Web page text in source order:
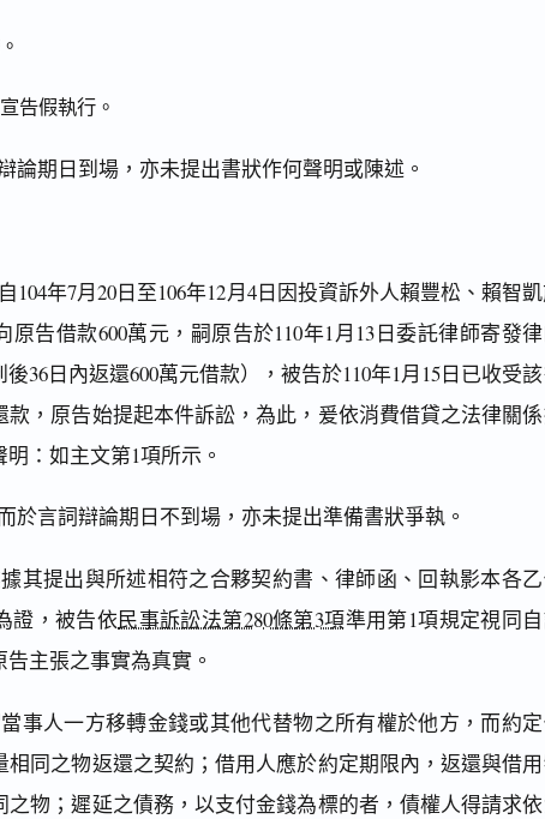
告假執行。
論期日到場，亦未提出書狀作何聲明或陳述。
104年7月20日至106年12月4日因投資訴外人賴豐松、賴智
原告借款600萬元，嗣原告於110年1月13日委託律師寄發
36日內返還600萬元借款），被告於110年1月15日已收受
款，原告始提起本件訴訟，為此，爰依消費借貸之法律關
：如主文第1項所示。
於言詞辯論期日不到場，亦未提出準備書狀爭執。
其提出與所述相符之合夥契約書、律師函、回執影本各
證，被告依民事訴訟法第280條第3項準用第1項規定視同
主張之事實為真實。
事人一方移轉金錢或其他代替物之所有權於他方，而約
相同之物返還之契約；借用人應於約定期限內，返還與借
之物；遲延之債務，以支付金錢為標的者，債權人得請求